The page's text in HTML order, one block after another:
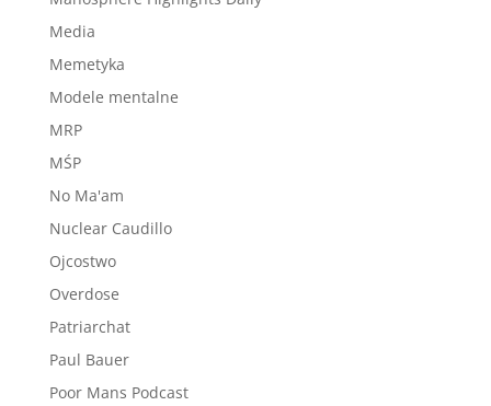
Media
Memetyka
Modele mentalne
MRP
MŚP
No Ma'am
Nuclear Caudillo
Ojcostwo
Overdose
Patriarchat
Paul Bauer
Poor Mans Podcast